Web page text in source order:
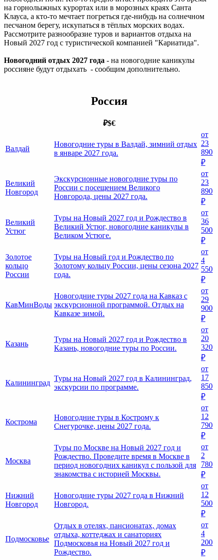
на горнолыжных курортах или в морозных краях Санта
Клауса, а кто-то мечтает погреться где-нибудь на солнечном
песчаном берегу, искупаться в тёплых морских водах.
Рассмотрите разнообразие туров и вариантов отдыха на
Новый 2027 год с туристической компанией "Кариатида".
Новогодний отдых 2027 года - на новогодние каникулы
россияне будут отдыхать - сообщим дополнительно.
Россия
₽$€
Валдай
Новогодние туры в Валдай, зимний отдых
в январе 2027 года.
от
23
890
₽
Великий
Новгород
Экскурсионные новогодние туры по
России с посещением Великого
Новгорода, цены 2027 года.
от
23
890
₽
Великий
Устюг
Туры на Новый 2027 год и Рождество в
Великий Устюг, новогодние каникулы в
Великом Устюге.
от
36
500
₽
Золотое
кольцо
России
Туры на Новый год и Рождество по
Золотому кольцу России, цены сезона 2027
года.
от
4
550
₽
КавМинВоды
Новогодние туры 2027 года на Кавказ с
экскурсионной программой. Отдых на
Кавказе зимой.
от
29
900
₽
Казань
Туры на Новый 2027 год и Рождество в
Казань, новогодние туры по России.
от
20
320
₽
Калининград
Туры на Новый 2027 год в Калининград,
экскурсии по программе.
от
17
850
₽
Кострома
Новогодние туры в Кострому к
Снегурочке, цены 2027 года.
от
12
790
₽
Москва
Туры по Москве на Новый 2027 год и
Рождество. Проведите время в Москве в
период новогодних каникул с пользой для
знакомства с историей Москвы.
от
2
780
₽
Нижний
Новгород
Новогодние туры 2027 года в Нижний
Новгород.
от
12
500
₽
Подмосковье
Отдых в отелях, пансионатах, домах
отдыха, коттеджах и санаториях
Подмосковья на Новый 2027 год и
Рождество.
от
4
200
₽